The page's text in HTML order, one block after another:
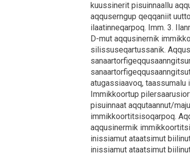
kuussinerit pisuinnaallu
aqquserngup qeqqaniit
ilaatinneqarpoq. Imm. 3.
D-mut aqqusinernik
silissuseqartussanik.
atugassiaavoq, taassumalu
Immikkoortup
pisuinnaat aqqutaannut/
immikkoortitsisoqarpoq.
aqqusinermik
inissiamut ataatsimut
inissiamut ataatsimut